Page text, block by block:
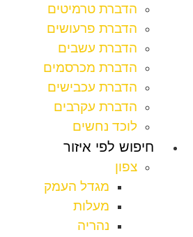
הדברת טרמיטים
הדברת פרעושים
הדברת עשבים
הדברת מכרסמים
הדברת עכבישים
הדברת עקרבים
לוכד נחשים
חיפוש לפי איזור
צפון
מגדל העמק
מעלות
נהריה